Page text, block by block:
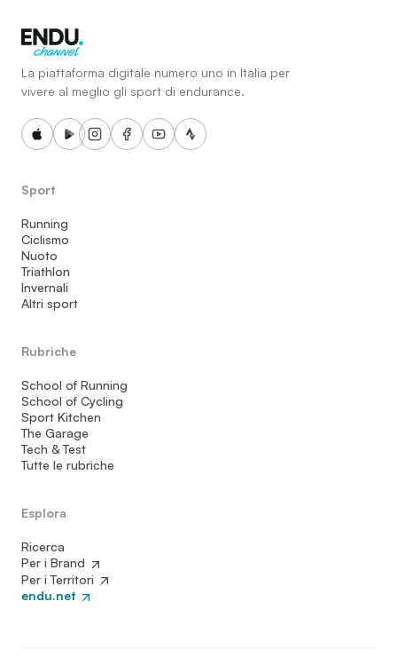
La piattaforma digitale numero uno in Italia per
vivere al meglio gli sport di endurance.
Sport
Running
Ciclismo
Nuoto
Triathlon
Invernali
Altri sport
Rubriche
School of Running
School of Cycling
Sport Kitchen
The Garage
Tech & Test
Tutte le rubriche
Esplora
Ricerca
Per i Brand
Per i Territori
endu.net